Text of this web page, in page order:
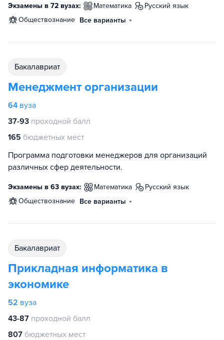
Экзамены в 72 вузах: математика
русский язык
обществознание Все варианты
бакалавриат
Менеджмент организации
64 вуза
37-93 проходной балл
165 бюджетных мест
Программа подготовки менеджеров для организаций
различных сфер деятельности.
Экзамены в 63 вузах: математика
русский язык
обществознание Все варианты
бакалавриат
Прикладная информатика в
экономике
52 вуза
43-87 проходной балл
807 бюджетных мест